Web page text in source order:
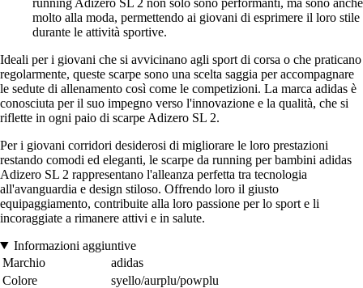
molto alla moda, permettendo ai giovani di esprimere il loro stile
durante le attività sportive.
Ideali per i giovani che si avvicinano agli sport di corsa o che praticano
regolarmente, queste scarpe sono una scelta saggia per accompagnare
le sedute di allenamento così come le competizioni. La marca adidas è
conosciuta per il suo impegno verso l'innovazione e la qualità, che si
riflette in ogni paio di scarpe Adizero SL 2.
Per i giovani corridori desiderosi di migliorare le loro prestazioni
restando comodi ed eleganti, le scarpe da running per bambini adidas
Adizero SL 2 rappresentano l'alleanza perfetta tra tecnologia
all'avanguardia e design stiloso. Offrendo loro il giusto
equipaggiamento, contribuite alla loro passione per lo sport e li
incoraggiate a rimanere attivi e in salute.
Informazioni aggiuntive
Marchio
adidas
Colore
syello/aurplu/powplu